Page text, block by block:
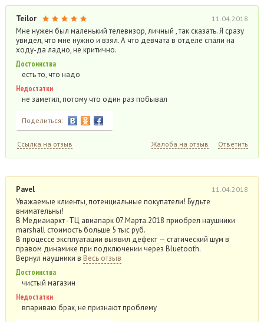
Teilor 11.04.2018
Мне нужен был маленький телевизор, личный , так сказать. Я сразу
увидел, что мне нужно и взял. А что девчата в отделе спали на
ходу-да ладно, не критично.
Достоинства
есть то, что надо
Недостатки
не заметил, потому что один раз побывал
Поделиться:
Ссылка на отзыв Жалоба на отзыв Ответить
Pavel 11.04.2018
​Уважаемые клиенты, потенциальные покупатели! Будьте
внимательны!
В Медиаиаркт -ТЦ авиапарк 07.Марта.2018 приобрел наушники
marshall стоимость больше 5 тыс руб.
В процессе эксплуатации выявил дефект — статический шум в
правом динамике при подключении через Bluetooth.
Вернул наушники в Весь отзыв
Достоинства
чистый магазин
Недостатки
впариваю брак, не признают проблему